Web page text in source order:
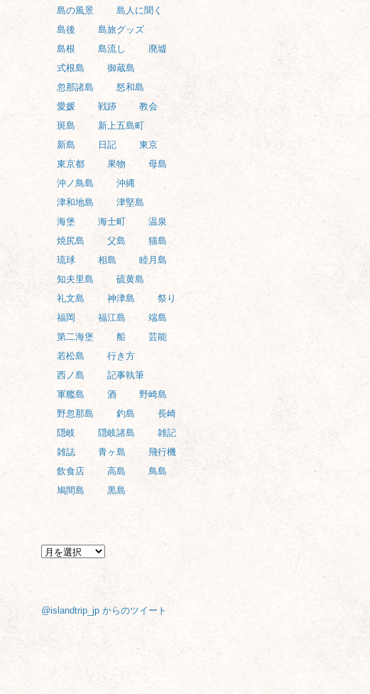
島の風景
島人に聞く
島後
島旅グッズ
島根
島流し
廃墟
式根島
御蔵島
忽那諸島
怒和島
愛媛
戦跡
教会
斑島
新上五島町
新島
日記
東京
東京都
果物
母島
沖ノ鳥島
沖縄
津和地島
津堅島
海堡
海士町
温泉
焼尻島
父島
猫島
琉球
相島
睦月島
知夫里島
硫黄島
礼文島
神津島
祭り
福岡
福江島
端島
第二海堡
船
芸能
若松島
行き方
西ノ島
記事執筆
軍艦島
酒
野崎島
野忽那島
釣島
長崎
隠岐
隠岐諸島
雑記
雑誌
青ヶ島
飛行機
飲食店
高島
鳥島
鳩間島
黒島
@islandtrip_jp からのツイート